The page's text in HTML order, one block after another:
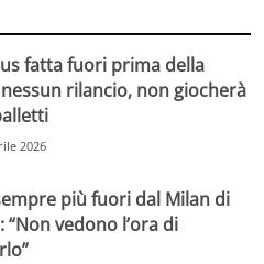
fatta fuori prima della
rilancio, non giocherà
2026
più fuori dal Milan di
“Non vedono l’ora di